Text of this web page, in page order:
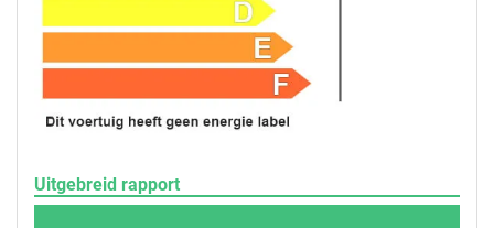
Uitgebreid rapport